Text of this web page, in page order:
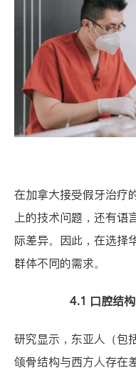
在加拿大接受假牙治疗
上的技术问题，还有语
际差异。因此，在选择
群体不同的需求。
4.1 口腔结
研究显示，东亚人（包
颌骨结构与西方人存在